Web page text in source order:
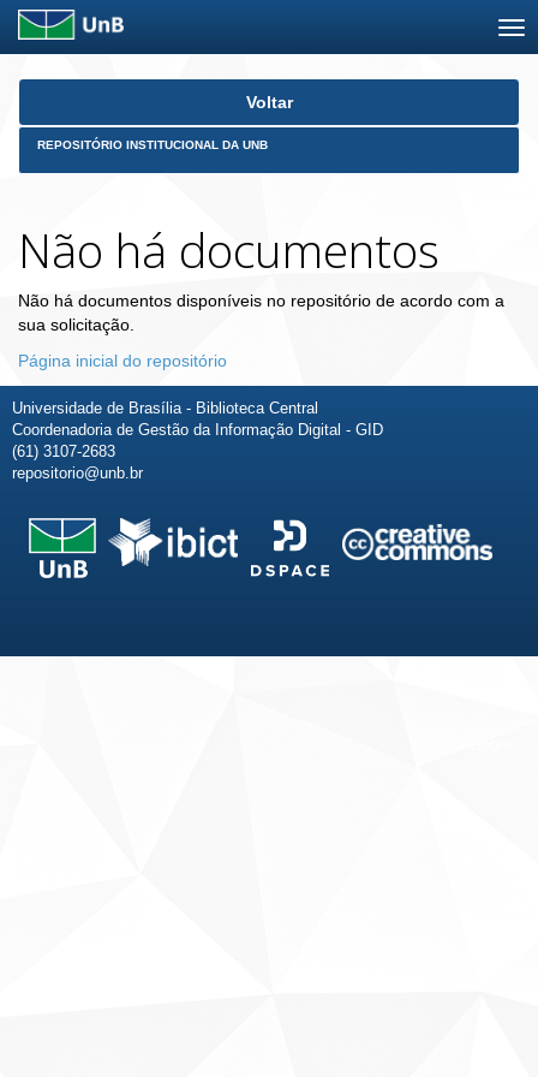
Skip
Voltar
REPOSITÓRIO INSTITUCIONAL DA UNB
Não há documentos
Não há documentos disponíveis no repositório de acordo com a
sua solicitação.
Página inicial do repositório
Universidade de Brasília - Biblioteca Central
Coordenadoria de Gestão da Informação Digital - GID
(61) 3107-2683
repositorio@unb.br